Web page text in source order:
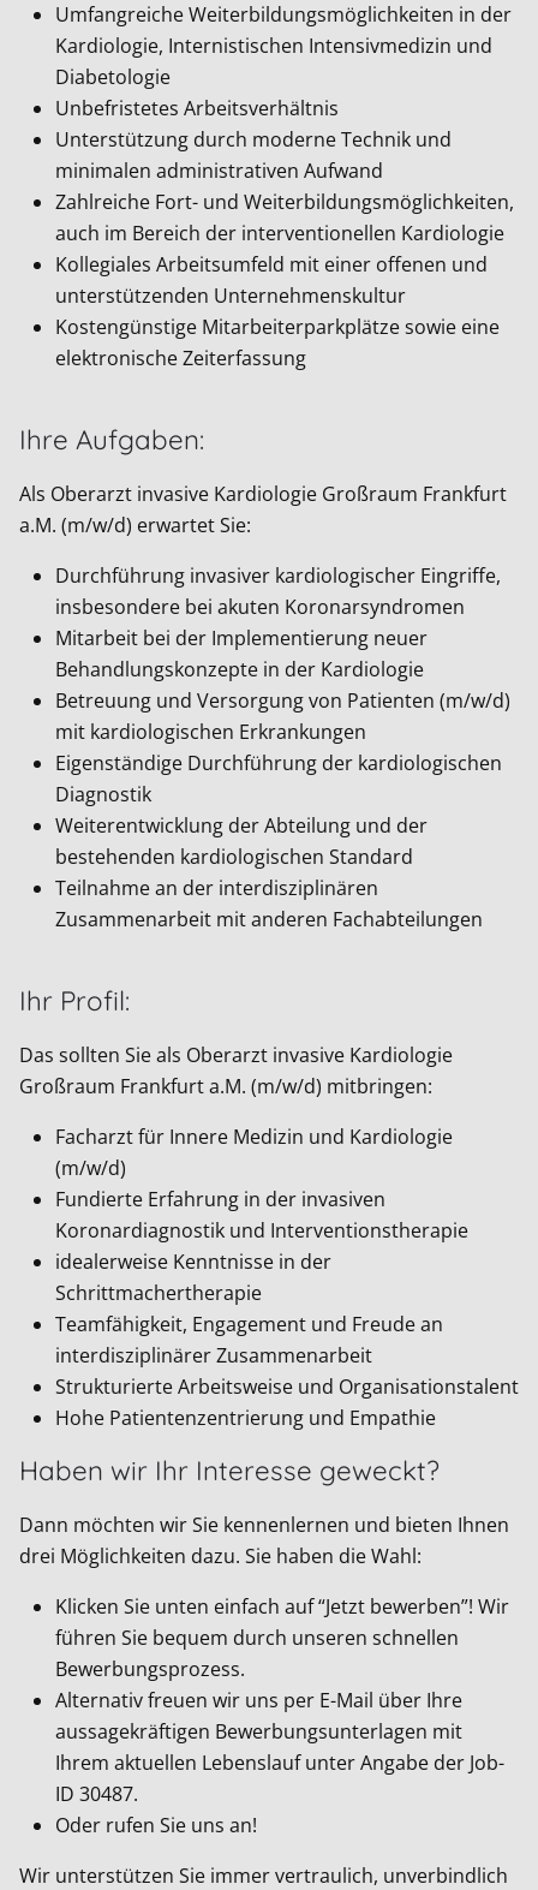
Umfangreiche Weiterbildungsmöglichkeiten in der
Kardiologie, Internistischen Intensivmedizin und
Diabetologie
Unbefristetes Arbeitsverhältnis
Unterstützung durch moderne Technik und
minimalen administrativen Aufwand
Zahlreiche Fort- und Weiterbildungsmöglichkeiten,
auch im Bereich der interventionellen Kardiologie
Kollegiales Arbeitsumfeld mit einer offenen und
unterstützenden Unternehmenskultur
Kostengünstige Mitarbeiterparkplätze sowie eine
elektronische Zeiterfassung
Ihre Aufgaben:
Als Oberarzt invasive Kardiologie Großraum Frankfurt
a.M. (m/w/d) erwartet Sie:
Durchführung invasiver kardiologischer Eingriffe,
insbesondere bei akuten Koronarsyndromen
Mitarbeit bei der Implementierung neuer
Behandlungskonzepte in der Kardiologie
Betreuung und Versorgung von Patienten (m/w/d)
mit kardiologischen Erkrankungen
Eigenständige Durchführung der kardiologischen
Diagnostik
Weiterentwicklung der Abteilung und der
bestehenden kardiologischen Standard
Teilnahme an der interdisziplinären
Zusammenarbeit mit anderen Fachabteilungen
Ihr Profil:
Das sollten Sie als Oberarzt invasive Kardiologie
Großraum Frankfurt a.M. (m/w/d) mitbringen:
Facharzt für Innere Medizin und Kardiologie
(m/w/d)
Fundierte Erfahrung in der invasiven
Koronardiagnostik und Interventionstherapie
idealerweise Kenntnisse in der
Schrittmachertherapie
Teamfähigkeit, Engagement und Freude an
interdisziplinärer Zusammenarbeit
Strukturierte Arbeitsweise und Organisationstalent
Hohe Patientenzentrierung und Empathie
Haben wir Ihr Interesse geweckt?
Dann möchten wir Sie kennenlernen und bieten Ihnen
drei Möglichkeiten dazu. Sie haben die Wahl:
Klicken Sie unten einfach auf “Jetzt bewerben”! Wir
führen Sie bequem durch unseren schnellen
Bewerbungsprozess.
Alternativ freuen wir uns per E-Mail über Ihre
aussagekräftigen Bewerbungsunterlagen mit
Ihrem aktuellen Lebenslauf unter Angabe der Job-
ID 30487.
Oder rufen Sie uns an!
Wir unterstützen Sie immer vertraulich, unverbindlich